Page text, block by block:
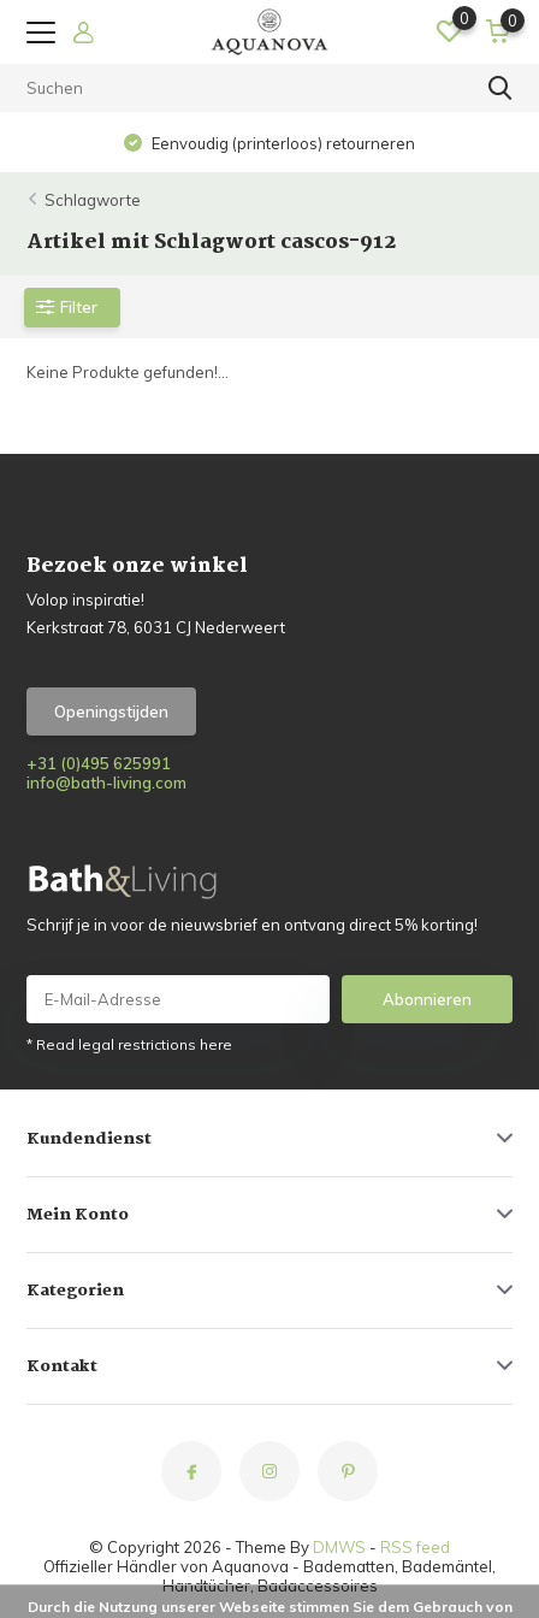
0 0
Eenvoudig (printerloos) retourneren
Schlagworte
Artikel mit Schlagwort cascos-912
Filter
Keine Produkte gefunden!...
Bezoek onze winkel
Volop inspiratie!
Kerkstraat 78, 6031 CJ Nederweert
Openingstijden
+31 (0)495 625991
info@bath-living.com
Schrijf je in voor de nieuwsbrief en ontvang direct 5% korting!
Abonnieren
* Read legal restrictions here
Kundendienst
Mein Konto
Kategorien
Kontakt
© Copyright 2026 - Theme By DMWS - RSS feed
Offizieller Händler von Aquanova - Badematten, Bademäntel,
Handtücher, Badaccessoires
Durch die Nutzung unserer Webseite stimmen Sie dem Gebrauch von